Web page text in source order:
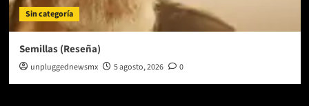
Sin categoría
Semillas (Reseña)
unpluggednewsmx 5 agosto, 2026 0